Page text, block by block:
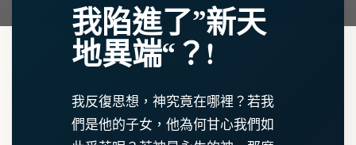
我陷進了”新天
地異端“？!
我反復思想，神究竟在哪裡？若我
們是他的子女，他為何甘心我們如